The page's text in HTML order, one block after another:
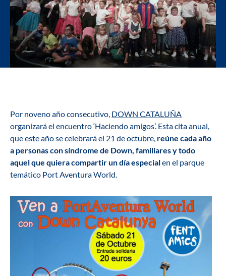
Por noveno año consecutivo, DOWN CATALUÑA
organizará el encuentro ‘Haciendo amigos’. Esta cita anual,
que este año se celebrará el 21 de octubre, reúne cada año
a personas con síndrome de Down, familiares y todo
aquel que quiera compartir un día especialen el parque
temático Port Aventura World.